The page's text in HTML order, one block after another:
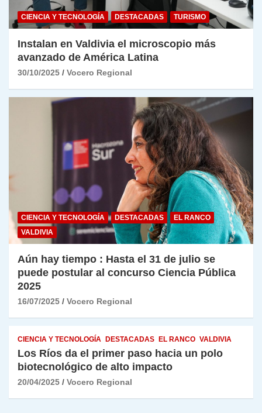
CIENCIA Y TECNOLOGÍA DESTACADAS TURISMO
Instalan en Valdivia el microscopio más
avanzado de América Latina
30/10/2025 Vocero Regional
CIENCIA Y TECNOLOGÍA DESTACADAS
EL RANCO
VALDIVIA
Aún hay tiempo : Hasta el 31 de julio se
puede postular al concurso Ciencia Pública
2025
16/07/2025 Vocero Regional
CIENCIA Y TECNOLOGÍA DESTACADAS EL RANCO VALDIVIA
Los Ríos da el primer paso hacia un polo
biotecnológico de alto impacto
20/04/2025 Vocero Regional